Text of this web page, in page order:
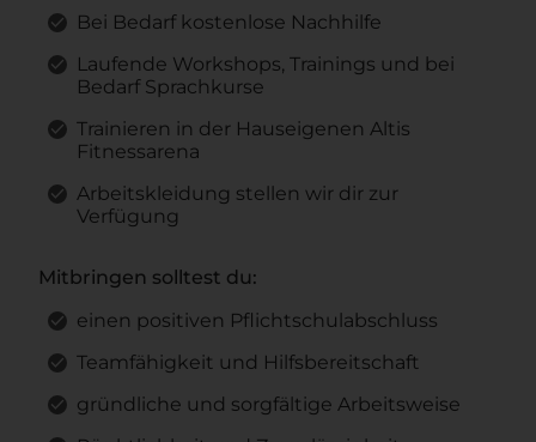
Bei Bedarf kostenlose Nachhilfe
Laufende Workshops, Trainings und bei
Bedarf Sprachkurse
Trainieren in der Hauseigenen Altis
Fitnessarena
Arbeitskleidung stellen wir dir zur
Verfügung
Mitbringen solltest du:
einen positiven Pflichtschulabschluss
Teamfähigkeit und Hilfsbereitschaft
gründliche und sorgfältige Arbeitsweise